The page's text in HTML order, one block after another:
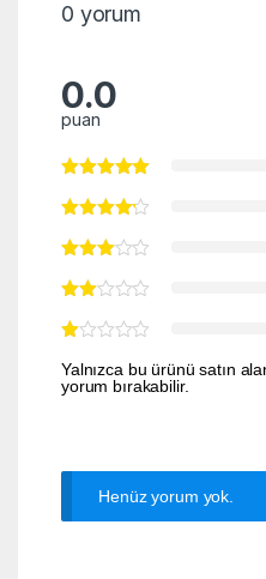
0 yorum
0.0
puan
Yalnızca bu ürünü satın
yorum bırakabilir.
Henüz yorum yok.